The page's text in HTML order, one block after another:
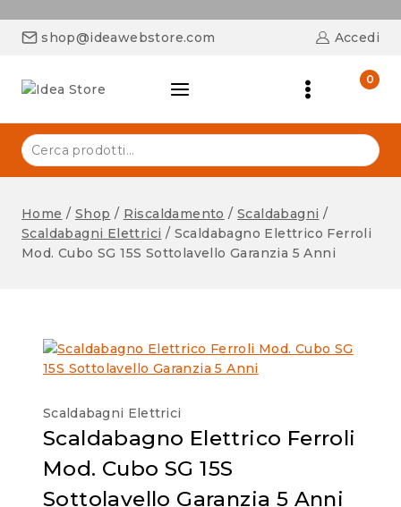
shop@ideawebstore.com Accedi
0
Home / Shop / Riscaldamento / Scaldabagni /
Scaldabagni Elettrici / Scaldabagno Elettrico Ferroli
Mod. Cubo SG 15S Sottolavello Garanzia 5 Anni
Scaldabagni Elettrici
Scaldabagno Elettrico Ferroli
Mod. Cubo SG 15S
Sottolavello Garanzia 5 Anni